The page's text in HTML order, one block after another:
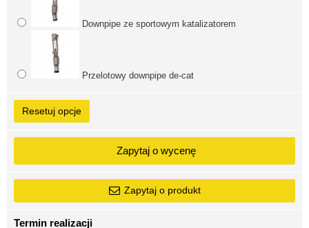
Downpipe ze sportowym katalizatorem
Przelotowy downpipe de-cat
Resetuj opcje
Zapytaj o wycenę
Zapytaj o produkt
Termin realizacji